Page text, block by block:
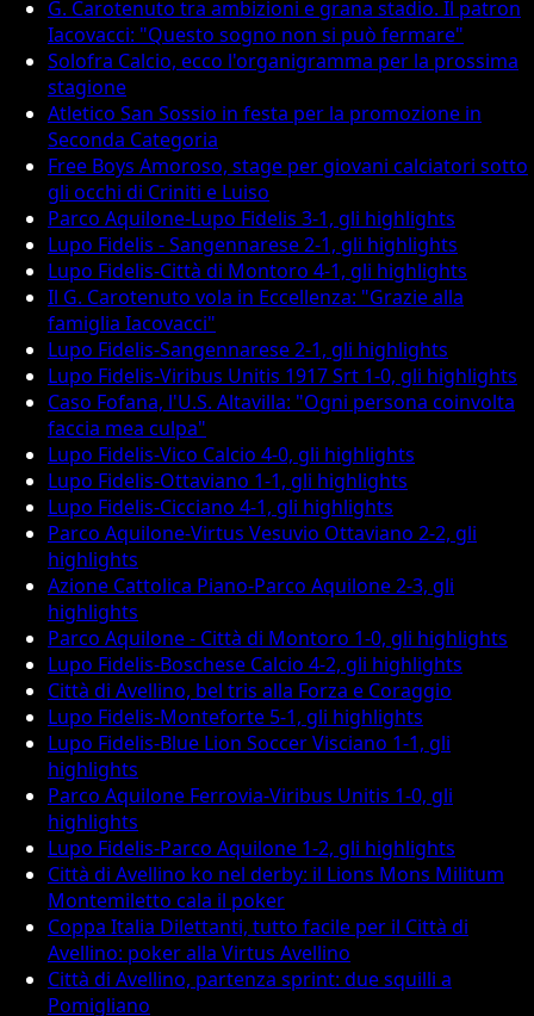
G. Carotenuto tra ambizioni e grana stadio. Il patron
Iacovacci: "Questo sogno non si può fermare"
Solofra Calcio, ecco l'organigramma per la prossima
stagione
Atletico San Sossio in festa per la promozione in
Seconda Categoria
Free Boys Amoroso, stage per giovani calciatori sotto
gli occhi di Criniti e Luiso
Parco Aquilone-Lupo Fidelis 3-1, gli highlights
Lupo Fidelis - Sangennarese 2-1, gli highlights
Lupo Fidelis-Città di Montoro 4-1, gli highlights
Il G. Carotenuto vola in Eccellenza: "Grazie alla
famiglia Iacovacci"
Lupo Fidelis-Sangennarese 2-1, gli highlights
Lupo Fidelis-Viribus Unitis 1917 Srt 1-0, gli highlights
Caso Fofana, l'U.S. Altavilla: "Ogni persona coinvolta
faccia mea culpa"
Lupo Fidelis-Vico Calcio 4-0, gli highlights
Lupo Fidelis-Ottaviano 1-1, gli highlights
Lupo Fidelis-Cicciano 4-1, gli highlights
Parco Aquilone-Virtus Vesuvio Ottaviano 2-2, gli
highlights
Azione Cattolica Piano-Parco Aquilone 2-3, gli
highlights
Parco Aquilone - Città di Montoro 1-0, gli highlights
Lupo Fidelis-Boschese Calcio 4-2, gli highlights
Città di Avellino, bel tris alla Forza e Coraggio
Lupo Fidelis-Monteforte 5-1, gli highlights
Lupo Fidelis-Blue Lion Soccer Visciano 1-1, gli
highlights
Parco Aquilone Ferrovia-Viribus Unitis 1-0, gli
highlights
Lupo Fidelis-Parco Aquilone 1-2, gli highlights
Città di Avellino ko nel derby: il Lions Mons Militum
Montemiletto cala il poker
Coppa Italia Dilettanti, tutto facile per il Città di
Avellino: poker alla Virtus Avellino
Città di Avellino, partenza sprint: due squilli a
Pomigliano